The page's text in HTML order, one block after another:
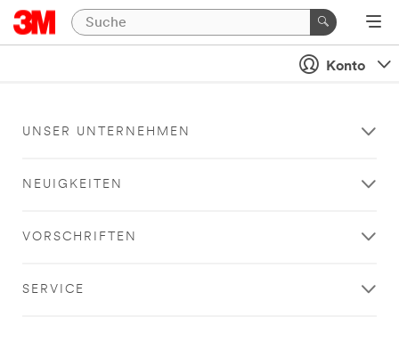
Konto
UNSER UNTERNEHMEN
NEUIGKEITEN
VORSCHRIFTEN
SERVICE